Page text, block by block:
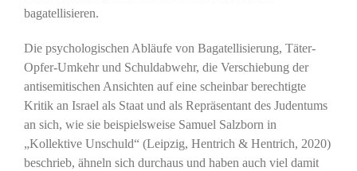
bagatellisieren.
Die psychologischen Abläufe von Bagatellisierung, Täter-
Opfer-Umkehr und Schuldabwehr, die Verschiebung der
antisemitischen Ansichten auf eine scheinbar berechtigte
Kritik an Israel als Staat und als Repräsentant des Judentums
an sich, wie sie beispielsweise Samuel Salzborn in
„Kollektive Unschuld“ (Leipzig, Hentrich & Hentrich, 2020)
beschrieb, ähneln sich durchaus und haben auch viel damit